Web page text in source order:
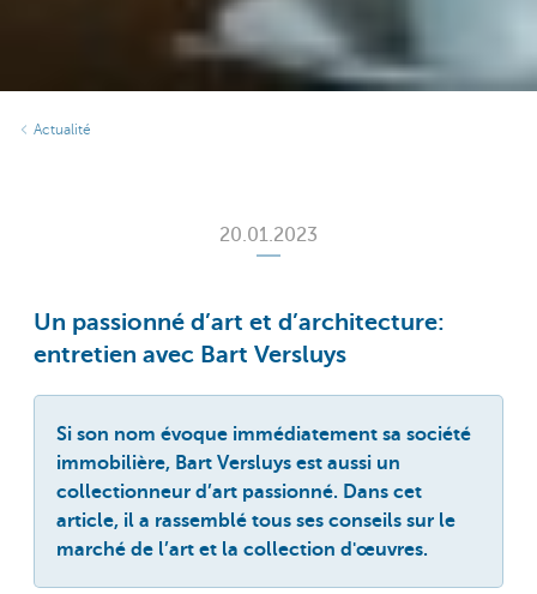
Actualité
20.01.2023
Un passionné d’art et d’architecture:
entretien avec Bart Versluys
Si son nom évoque immédiatement sa société
immobilière, Bart Versluys est aussi un
collectionneur d’art passionné. Dans cet
article, il a rassemblé tous ses conseils sur le
marché de l’art et la collection d'œuvres.